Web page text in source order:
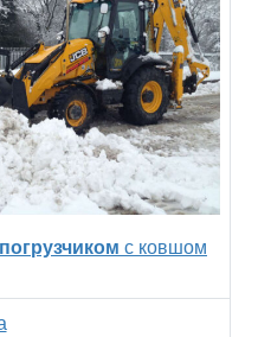
с ковшом